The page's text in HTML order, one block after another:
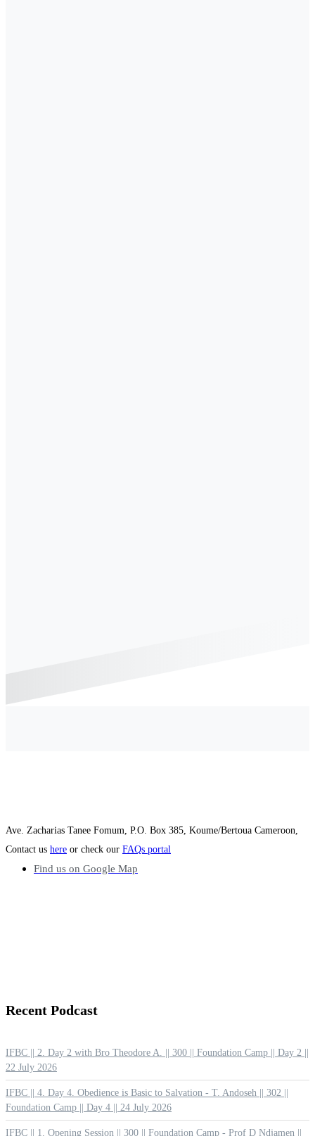
Ave. Zacharias Tanee Fomum, P.O. Box 385, Koume/Bertoua Cameroon,
Contact us here or check our FAQs portal
Find us on Google Map
Recent Podcast
IFBC || 2. Day 2 with Bro Theodore A. || 300 || Foundation Camp || Day 2 ||
22 July 2026
IFBC || 4. Day 4. Obedience is Basic to Salvation - T. Andoseh || 302 ||
Foundation Camp || Day 4 || 24 July 2026
IFBC || 1. Opening Session || 300 || Foundation Camp - Prof D Ndjamen ||